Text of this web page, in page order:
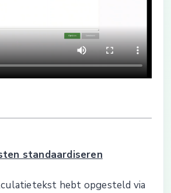
standaardiseren
hebt opgesteld via